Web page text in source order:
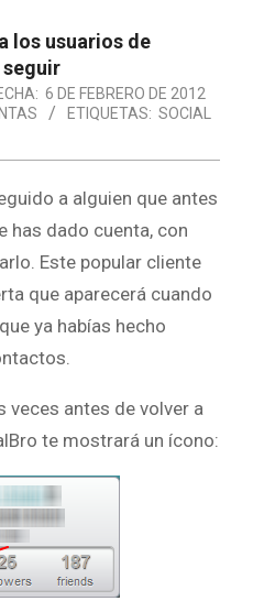
los usuarios de
6 DE FEBRERO DE 2012
ETIQUETAS: SOCIAL
a alguien que antes
has dado cuenta, con
Este popular cliente
que aparecerá cuando
ya habías hecho
veces antes de volver a
te mostrará un ícono: